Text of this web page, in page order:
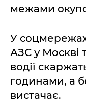
межами
У
АЗС у Москві
водії
годинами, а
вистачає.